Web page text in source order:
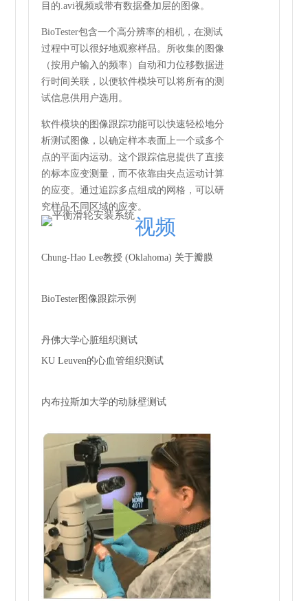
目的.avi视频或带有数据叠加层的图像。
BioTester包含一个高分辨率的相机，在测试
过程中可以很好地观察样品。所收集的图像
（按用户输入 的频率）自动和力位移数据进
行时间关联，以便软件模块可以将所有的测
试信息供用户选用。
软件模块的图像跟踪功能可以快速轻松地分
析测试图像，以确定样本表面上一个或多个
点的平面内运动。这个跟踪信息提供了直接
的标本应变测量，而不依靠由夹点运动计算
的应变。通过追踪多点组成的网格，可以研
究样品不同区域的应变。
视频
Chung-Hao Lee教授 (Oklahoma) 关于瓣膜
BioTester图像跟踪示例
丹佛大学心脏组织测试
KU Leuven的心血管组织测试
内布拉斯加大学的动脉壁测试